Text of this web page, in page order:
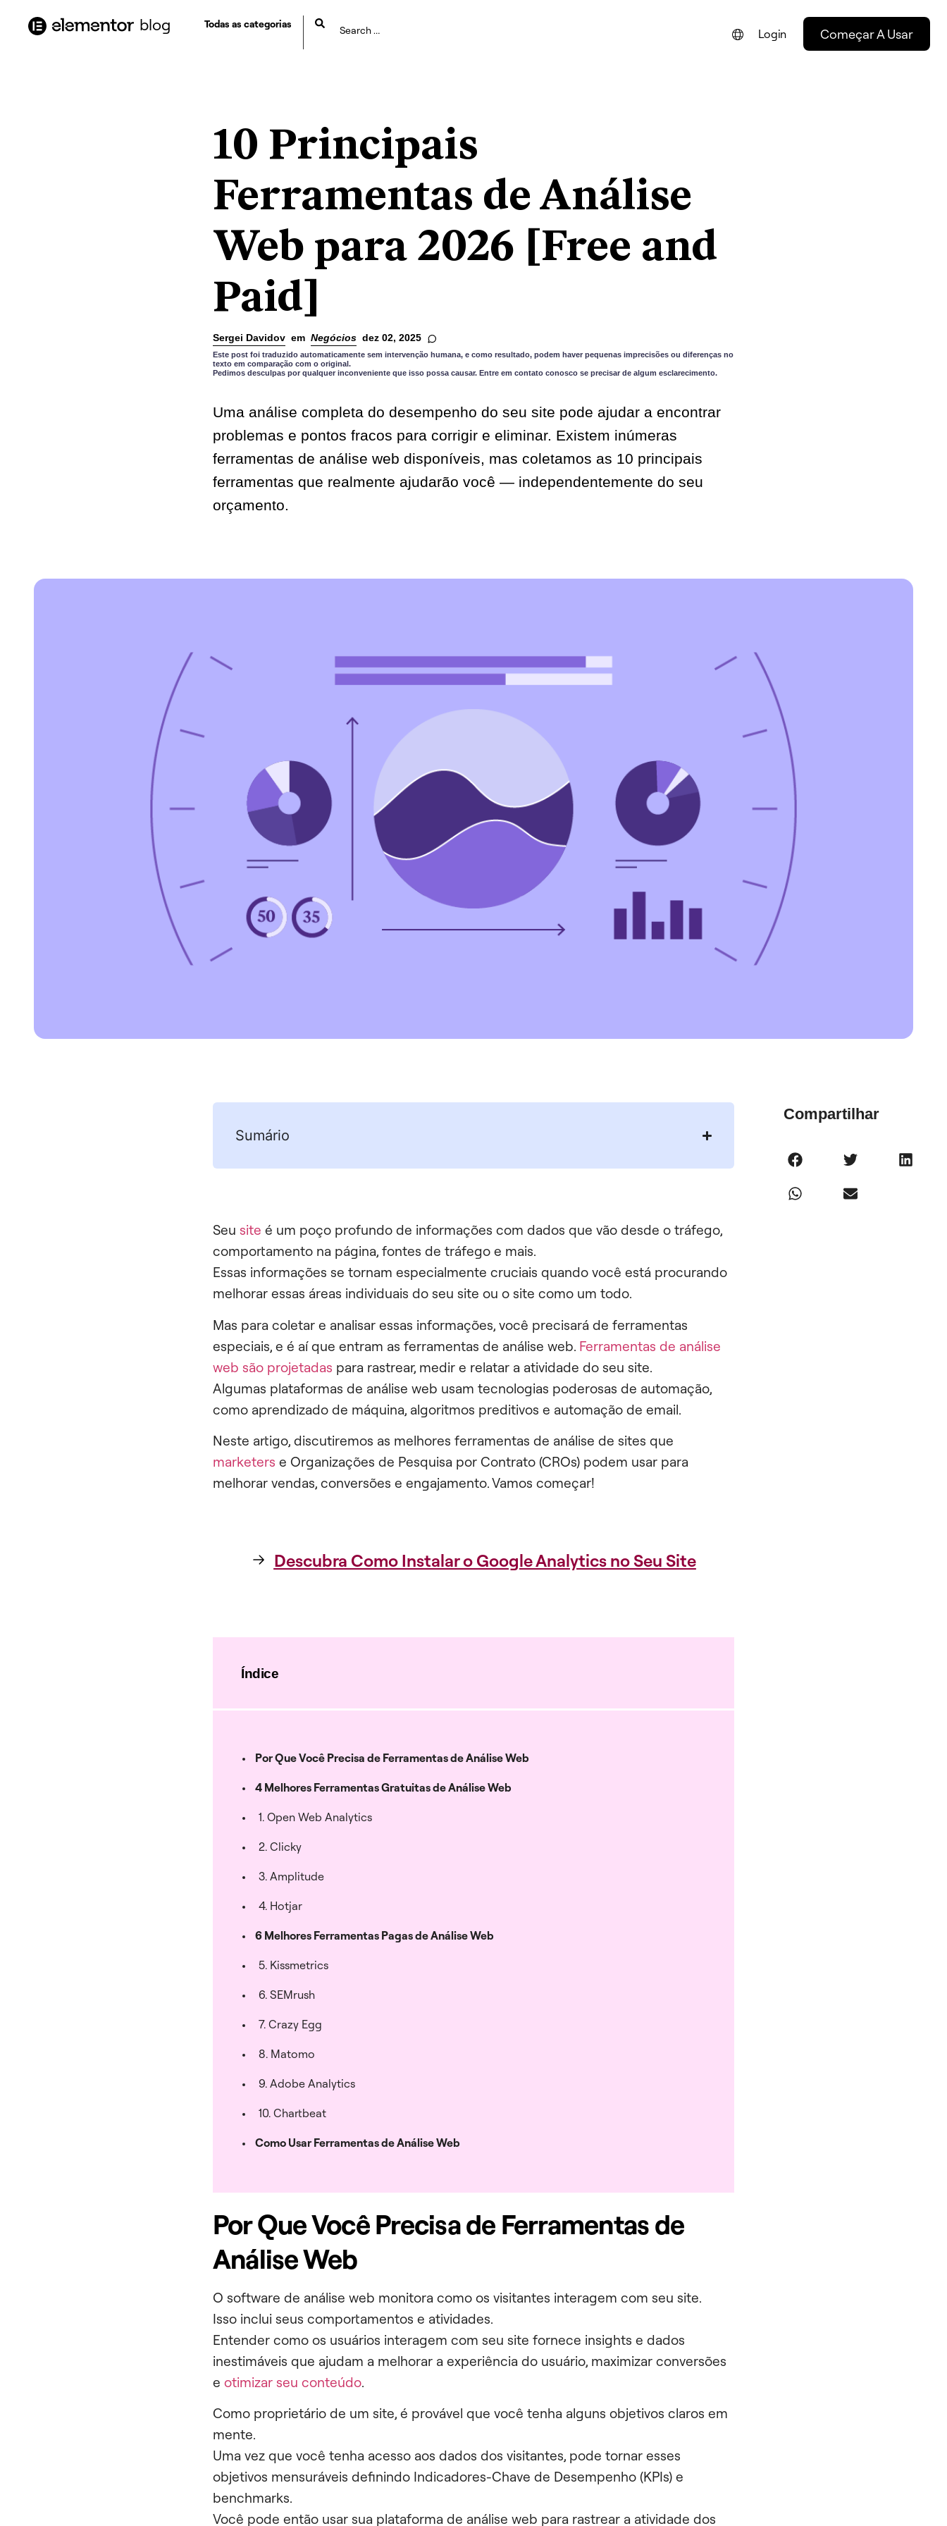
conteúdo
blog Todas as categorias
ESPAÑOL
Login Começar A Usar
10 Principais
Ferramentas de Análise
Web para 2026 [Free and
Paid]
Sergei Davidov em Negócios dez 02, 2025
Este post foi traduzido automaticamente sem intervenção humana, e como resultado, podem haver pequenas imprecisões ou diferenças no
texto em comparação com o original.
Pedimos desculpas por qualquer inconveniente que isso possa causar. Entre em contato conosco se precisar de algum esclarecimento.
Uma análise completa do desempenho do seu site pode ajudar a encontrar
problemas e pontos fracos para corrigir e eliminar. Existem inúmeras
ferramentas de análise web disponíveis, mas coletamos as 10 principais
ferramentas que realmente ajudarão você — independentemente do seu
orçamento.
Sumário
Seu site é um poço profundo de informações com dados que vão desde o tráfego,
comportamento na página, fontes de tráfego e mais.
Essas informações se tornam especialmente cruciais quando você está procurando
melhorar essas áreas individuais do seu site ou o site como um todo.
Mas para coletar e analisar essas informações, você precisará de ferramentas
especiais, e é aí que entram as ferramentas de análise web. Ferramentas de análise
web são projetadas para rastrear, medir e relatar a atividade do seu site.
Algumas plataformas de análise web usam tecnologias poderosas de automação,
como aprendizado de máquina, algoritmos preditivos e automação de email.
Neste artigo, discutiremos as melhores ferramentas de análise de sites que
marketers e Organizações de Pesquisa por Contrato (CROs) podem usar para
melhorar vendas, conversões e engajamento. Vamos começar!
Descubra Como Instalar o Google Analytics no Seu Site
Índice
Por Que Você Precisa de Ferramentas de Análise Web
4 Melhores Ferramentas Gratuitas de Análise Web
1. Open Web Analytics
2. Clicky
3. Amplitude
4. Hotjar
6 Melhores Ferramentas Pagas de Análise Web
5. Kissmetrics
6. SEMrush
7. Crazy Egg
8. Matomo
9. Adobe Analytics
10. Chartbeat
Como Usar Ferramentas de Análise Web
Por Que Você Precisa de Ferramentas de
Análise Web
O software de análise web monitora como os visitantes interagem com seu site.
Isso inclui seus comportamentos e atividades.
Entender como os usuários interagem com seu site fornece insights e dados
inestimáveis que ajudam a melhorar a experiência do usuário, maximizar conversões
e otimizar seu conteúdo.
Como proprietário de um site, é provável que você tenha alguns objetivos claros em
mente.
Uma vez que você tenha acesso aos dados dos visitantes, pode tornar esses
objetivos mensuráveis definindo Indicadores-Chave de Desempenho (KPIs) e
benchmarks.
Você pode então usar sua plataforma de análise web para rastrear a atividade dos
Compartilhar